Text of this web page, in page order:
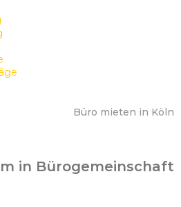
Büro mieten in Köln
in Bürogemeinschaft